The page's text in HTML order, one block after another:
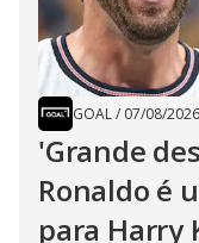
GOAL/ 07/08/2026
'Grande
Ronaldo é
para Harry